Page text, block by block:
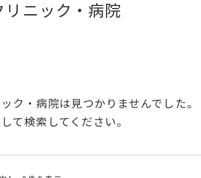
リニック・病院
ク・病院は見つかりませんでした。
て検索してください。